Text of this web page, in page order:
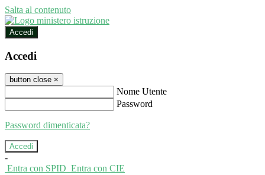
Salta al contenuto
Accedi
Accedi
button close ×
Nome Utente
Password
Password dimenticata?
-
Entra con SPID Entra con CIE